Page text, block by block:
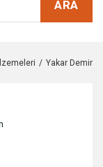
ARA
Yakar Demir